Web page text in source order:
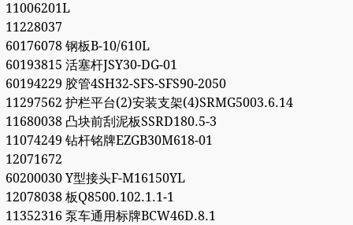
11006201L
11228037
60176078 钢板B-10/610L
60193815 活塞杆JSY30-DG-01
60194229 胶管4SH32-SFS-SFS90-2050
11297562 护栏平台(2)安装支架(4)SRMG5003.6.14
11680038 凸块前刮泥板SSRD180.5-3
11074249 钻杆铭牌EZGB30M618-01
12071672
60200030 Y型接头F-M16150YL
12078038 板Q8500.102.1.1-1
11352316 泵车通用标牌BCW46D.8.1